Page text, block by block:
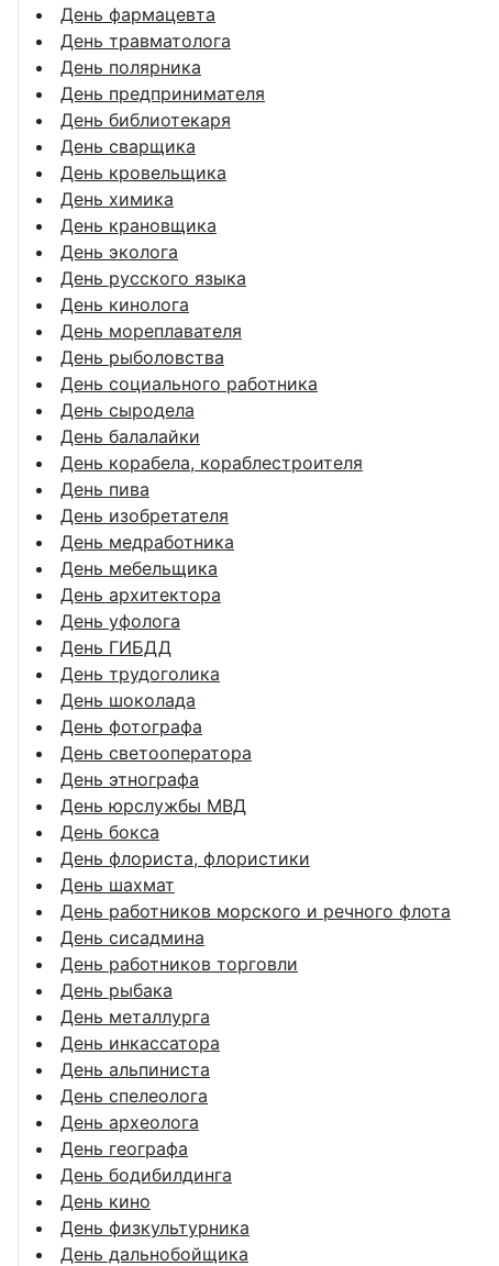
День фармацевта
День травматолога
День полярника
День предпринимателя
День библиотекаря
День сварщика
День кровельщика
День химика
День крановщика
День эколога
День русского языка
День кинолога
День мореплавателя
День рыболовства
День социального работника
День сыродела
День балалайки
День корабела, кораблестроителя
День пива
День изобретателя
День медработника
День мебельщика
День архитектора
День уфолога
День ГИБДД
День трудоголика
День шоколада
День фотографа
День светооператора
День этнографа
День юрслужбы МВД
День бокса
День флориста, флористики
День шахмат
День работников морского и речного флота
День сисадмина
День работников торговли
День рыбака
День металлурга
День инкассатора
День альпиниста
День спелеолога
День археолога
День географа
День бодибилдинга
День кино
День физкультурника
День дальнобойщика